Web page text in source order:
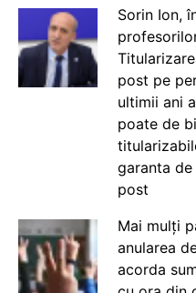
Sorin Ion,
post pe
ultimii ani
poate de
garanta
post
Mai mulți
anularea
acorda